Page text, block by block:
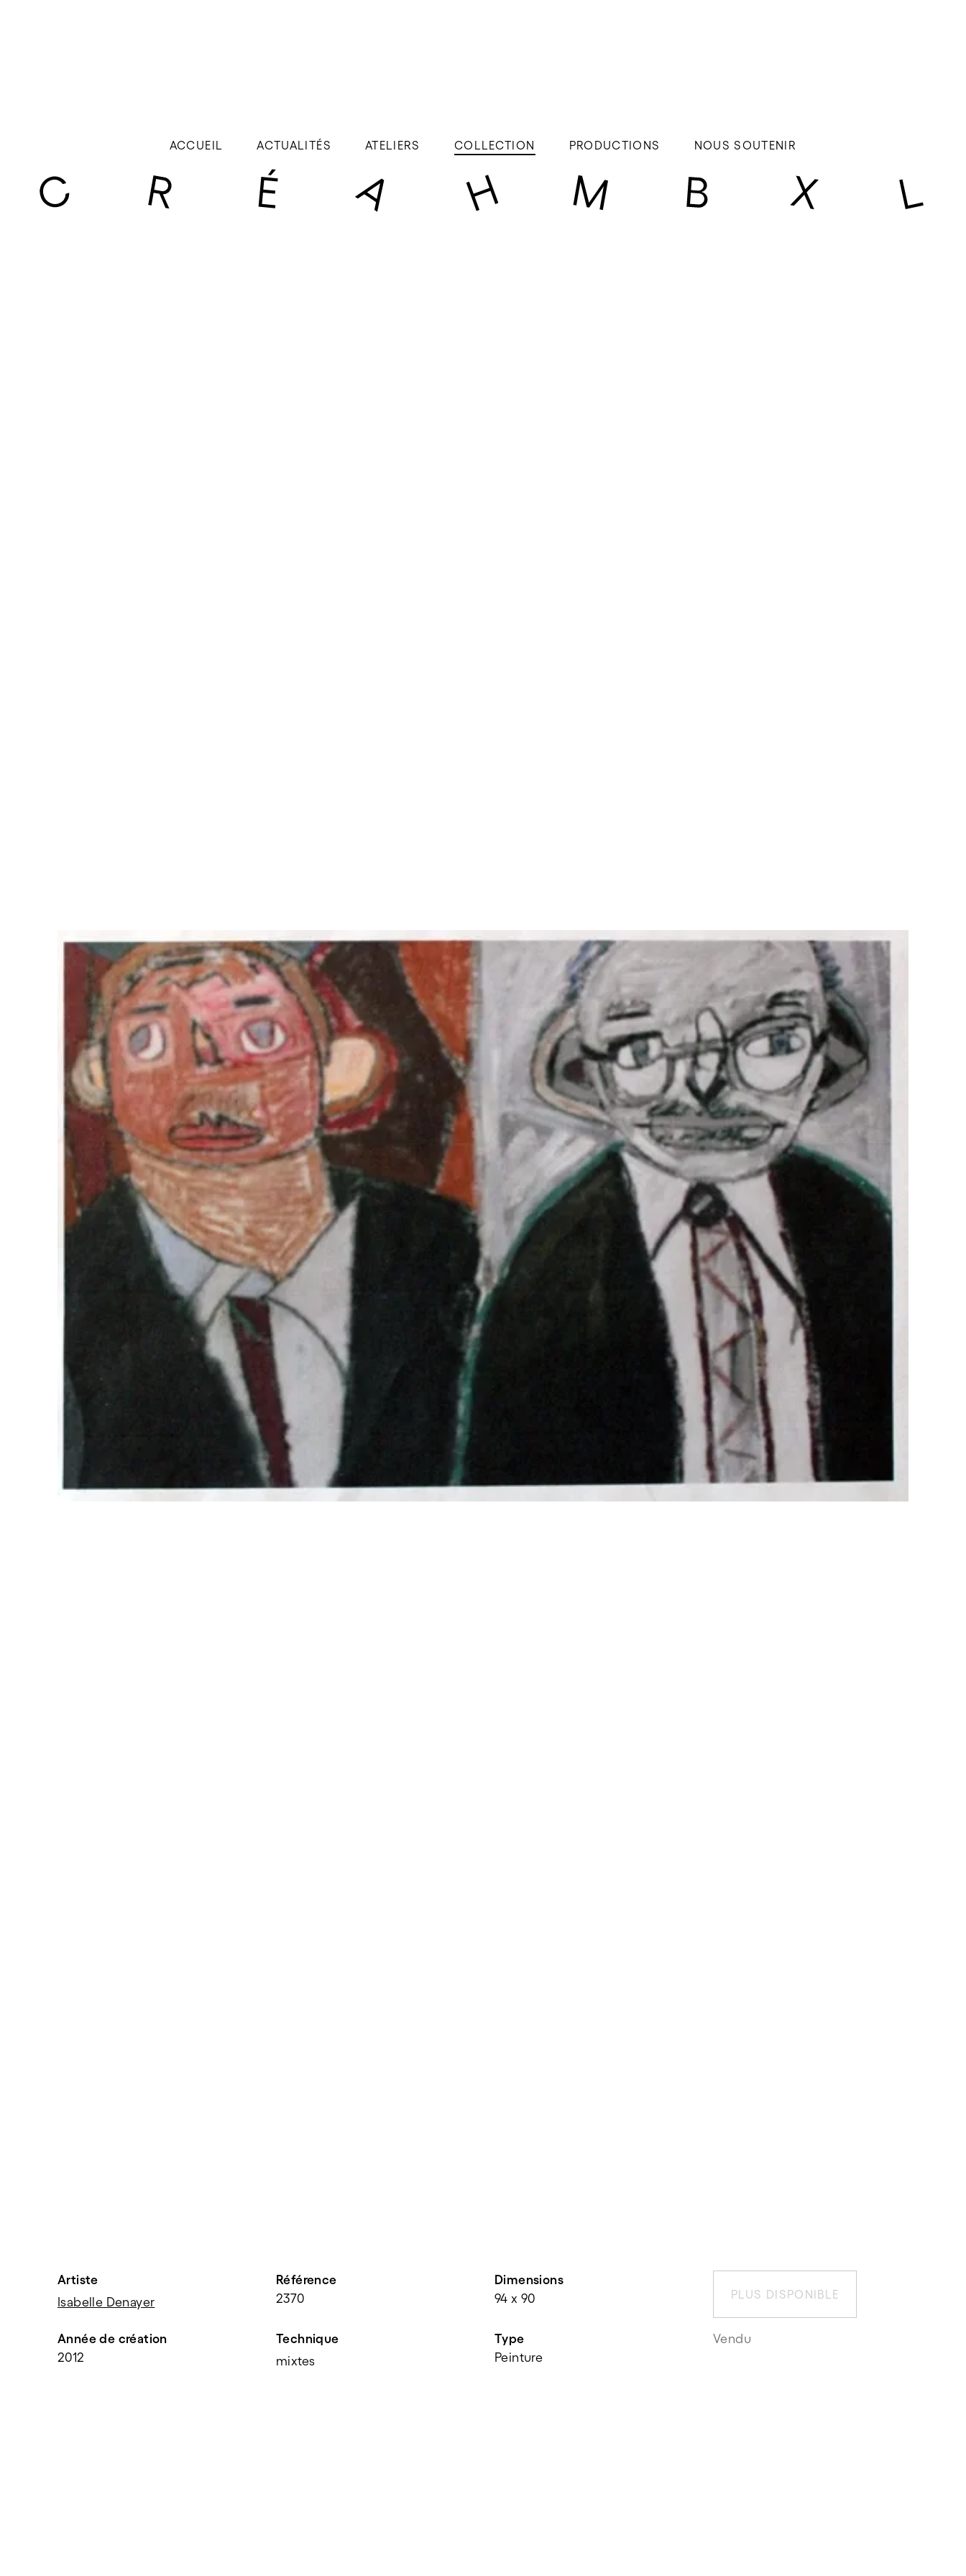
ACCUEIL ACTUALITÉS ATELIERS COLLECTION PRODUCTIONS NOUS SOUTENIR
Artiste
Isabelle Denayer
Référence
2370
Dimensions
94 x 90
Année de création
2012
Technique
mixtes
Type
Peinture
PLUS DISPONIBLE
Vendu